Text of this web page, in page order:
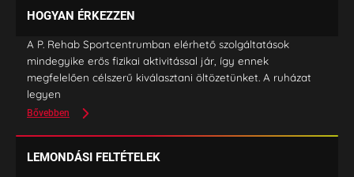
HOGYAN ÉRKEZZEN
A P. Rehab Sportcentrumban elérhető szolgáltatások
mindegyike erős fizikai aktivitással jár, így ennek
megfelelően célszerű kiválasztani öltözetünket. A ruházat
legyen
Bővebben
LEMONDÁSI FELTÉTELEK